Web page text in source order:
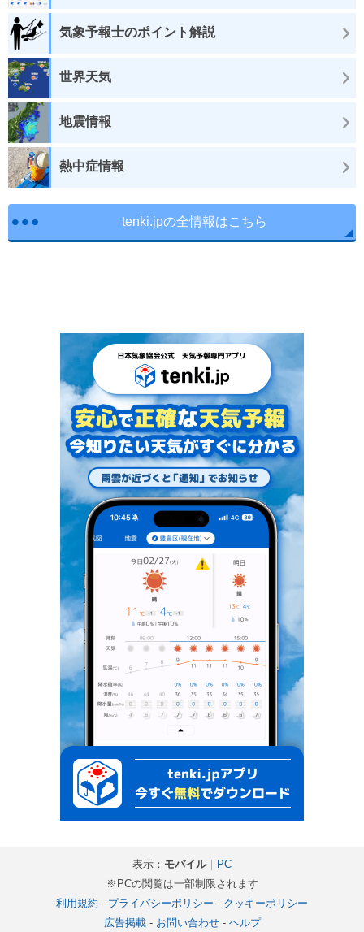
気象予報士のポイント解説
世界天気
地震情報
熱中症情報
tenki.jpの全情報はこちら
表示： モバイル｜ PC
※PCの閲覧は一部制限されます
利用規約 - プライバシーポリシー - クッキーポリシー
広告掲載- お問い合わせ- ヘルプ